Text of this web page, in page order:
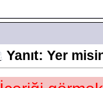
Yanıt: Yer